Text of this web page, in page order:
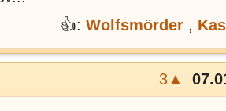
👍: Wolfsmörder ,
3▲